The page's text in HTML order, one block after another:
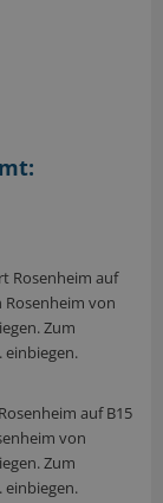
Rosenheim auf
Rosenheim von
Zum
auf B15
von
Zum